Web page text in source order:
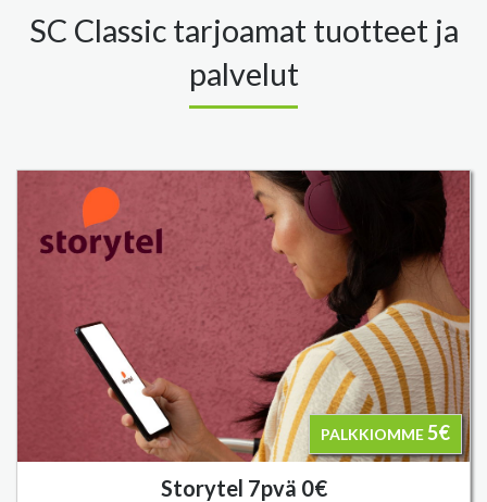
SC Classic tarjoamat tuotteet ja
palvelut
PALKKIOMME5€
Storytel 7pvä 0€